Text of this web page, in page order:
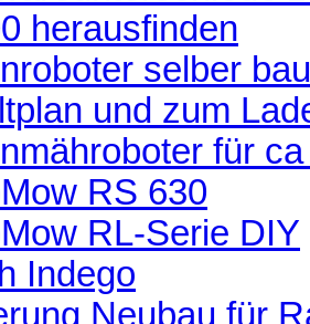
herausfinden
selber
und zum
für ca
RS 630
RL-Serie DIY
Indego
Neubau für